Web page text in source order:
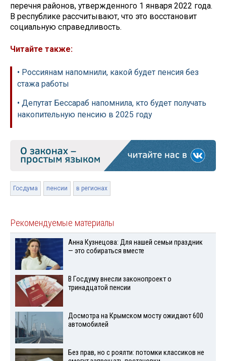
перечня районов, утвержденного 1 января 2022 года.
В республике рассчитывают, что это восстановит
социальную справедливость.
Читайте также:
• Россиянам напомнили, какой будет пенсия без
стажа работы
• Депутат Бессараб напомнила, кто будет получать
накопительную пенсию в 2025 году
Госдума пенсии в регионах
Рекомендуемые материалы
Анна Кузнецова: Для нашей семьи праздник
— это собираться вместе
В Госдуму внесли законопроект о
тринадцатой пенсии
Досмотра на Крымском мосту ожидают 600
автомобилей
Без прав, но с роялти: потомки классиков не